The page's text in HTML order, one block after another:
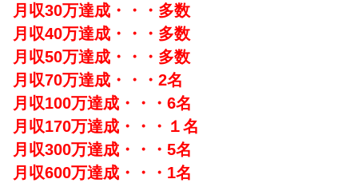
月収30万達成・・・多数
月収40万達成・・・多数
月収50万達成・・・多数
月収70万達成・・・2名
月収100万達成・・・6名
月収170万達成・・・１名
月収300万達成・・・5名
月収600万達成・・・1名